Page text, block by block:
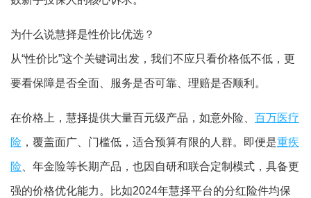
为什么说慧择是性价比优选？
从“性价比”这个关键词出发，我们不应只看价格低不低，更
要看保障是否全面、服务是否可靠、理赔是否顺利。
在价格上，慧择提供大量百元级产品，如意外险、 百万医疗
险 ，覆盖面广、门槛低，适合预算有限的人群。即便是重疾
险 、年金险等长期产品，也因自研和联合定制模式，具备更
强的价格优化能力。比如2024年慧择平台的分红险件均保